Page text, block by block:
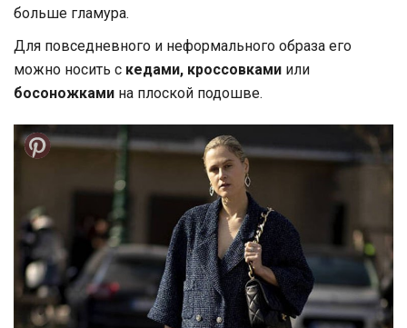
больше гламура.
Для повседневного и неформального образа его
можно носить с кедами, кроссовками или
босоножками на плоской подошве.